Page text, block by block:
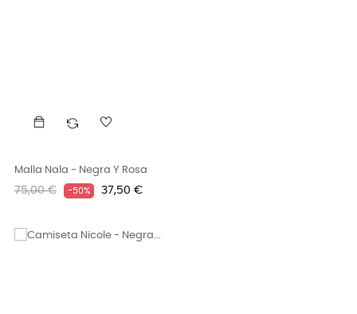
Malla Nala - Negra Y Rosa
Precio
75,00 € -50% Precio
37,50 €